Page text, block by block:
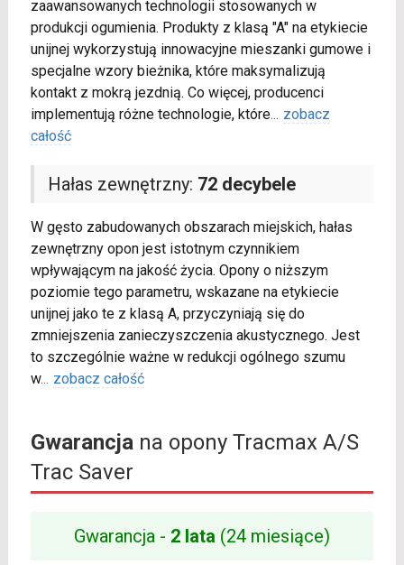
zaawansowanych technologii stosowanych w
produkcji ogumienia. Produkty z klasą "A" na etykiecie
unijnej wykorzystują innowacyjne mieszanki gumowe i
specjalne wzory bieżnika, które maksymalizują
kontakt z mokrą jezdnią. Co więcej, producenci
implementują różne technologie, które... zobacz
całość
Hałas zewnętrzny: 72 decybele
W gęsto zabudowanych obszarach miejskich, hałas
zewnętrzny opon jest istotnym czynnikiem
wpływającym na jakość życia. Opony o niższym
poziomie tego parametru, wskazane na etykiecie
unijnej jako te z klasą A, przyczyniają się do
zmniejszenia zanieczyszczenia akustycznego. Jest
to szczególnie ważne w redukcji ogólnego szumu
w... zobacz całość
Gwarancjana opony Tracmax A/S
Trac Saver
Gwarancja - 2 lata (24 miesiące)